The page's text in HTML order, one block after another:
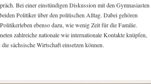
Bei einer einstündigen Diskussion mit den Gymnasiasten
Politiker über den politischen Alltag. Dabei gehören
ebenso dazu, wie wenig Zeit für die Familie.
zahlreiche nationale wie internationale Kontakte knüpfen,
sächsische Wirtschaft einsetzen können.